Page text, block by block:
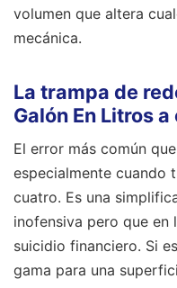
volumen que altera
mecánica.
La trampa de
Galón En Litros
El error más común
especialmente cuando
cuatro. Es una
inofensiva pero que
suicidio financiero. Si
gama para una